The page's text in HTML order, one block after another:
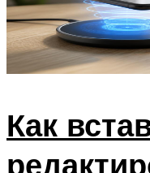
Как